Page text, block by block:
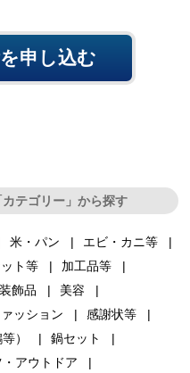
申し込む
テゴリー」から探す
米・パン
エビ・カニ等
ト等
加工品等
飾品
美容
ッション
感謝状等
）
鍋セット
・アウトドア